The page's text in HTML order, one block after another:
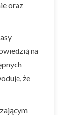
oraz
na
że